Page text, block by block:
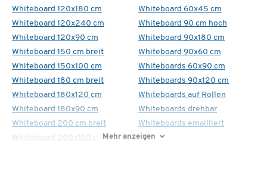
Whiteboard 120x180 cm
Whiteboard 120x240 cm
Whiteboard 120x90 cm
Whiteboard 150 cm breit
Whiteboard 150x100 cm
Whiteboard 180 cm breit
Whiteboard 180x120 cm
Whiteboard 180x90 cm
Whiteboard 200 cm breit
Whiteboard 200x100 cm
Whiteboard 60x45 cm
Whiteboard 90 cm hoch
Whiteboard 90x180 cm
Whiteboard 90x60 cm
Whiteboards 60x90 cm
Whiteboards 90x120 cm
Whiteboards auf Rollen
Whiteboards drehbar
Whiteboards emailliert
Mehr anzeigen